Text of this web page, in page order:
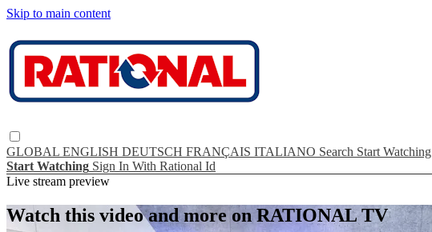
Skip to main content
GLOBAL ENGLISH DEUTSCH FRANÇAIS ITALIANO Search Start Watching
Start Watching Sign In With Rational Id
Live stream preview
Watch this video and more on RATIONAL TV